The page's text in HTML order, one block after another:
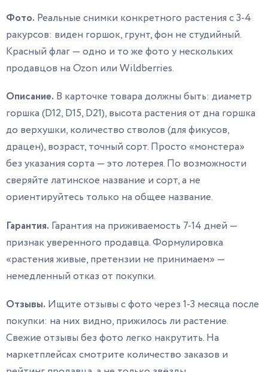
Фото. Реальные снимки конкретного растения с 3-4
ракурсов: виден горшок, грунт, фон не студийный.
Красный флаг — одно и то же фото у нескольких
продавцов на Ozon или Wildberries.
Описание. В карточке товара должны быть: диаметр
горшка (D12, D15, D21), высота растения от дна горшка
до верхушки, количество стволов (для фикусов,
драцен), возраст, точный сорт. Просто «монстера»
без указания сорта — это лотерея. По возможности
сверяйте латинское название и сорт, а не
ориентируйтесь только на общее название.
Гарантия. Гарантия на приживаемость 7-14 дней —
признак уверенного продавца. Формулировка
«растения живые, претензии не принимаем» —
немедленный отказ от покупки.
Отзывы. Ищите отзывы с фото через 1-3 месяца после
покупки: на них видно, прижилось ли растение.
Свежие отзывы без фото легко накрутить. На
маркетплейсах смотрите количество заказов и